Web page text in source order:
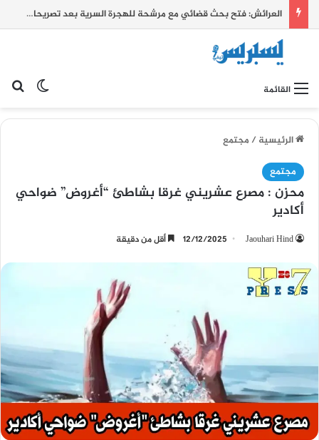
العرائش: فتح بحث قضائي مع مرشحة للهجرة السرية بعد تصريحات زائفة واتهامات كيدية بشأن أحداث الفنيدق وسبتة
القائمة
الرئيسية/مجتمع
مجتمع
محزن : مصرع عشريني غرقا بشاطئ “أغروض” ضواحي
أكادير
Jaouhari Hind
12/12/2025 أقل من دقيقة